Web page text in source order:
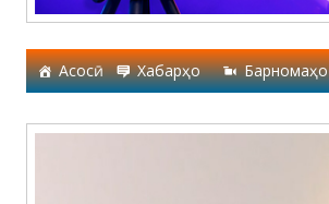
Асосӣ Хабарҳо Барномаҳо